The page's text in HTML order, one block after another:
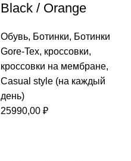
Black / Orange
Обувь, Ботинки, Ботинки
Gore-Tex, кроссовки,
кроссовки на мембране,
Casual style (на каждый
день)
25990,00 ₽